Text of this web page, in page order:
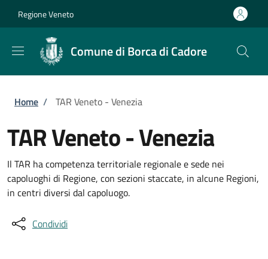
Regione Veneto
Comune di Borca di Cadore
Briciole di pane
Home / TAR Veneto - Venezia
TAR Veneto - Venezia
Il TAR ha competenza territoriale regionale e sede nei
capoluoghi di Regione, con sezioni staccate, in alcune Regioni,
in centri diversi dal capoluogo.
Condividi